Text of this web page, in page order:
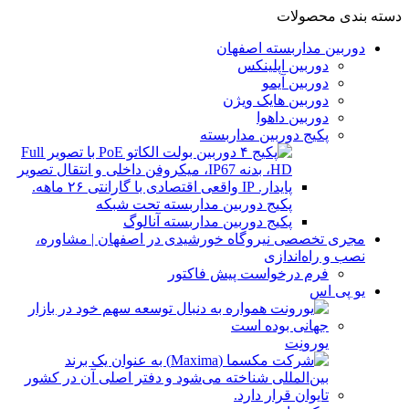
دسته بندی محصولات
دوربین مداربسته اصفهان
دوربین اپلینکس
دوربین آیمو
دوربین هایک ویژن
دوربین داهوا
پکیج دوربین مداربسته
پکیج دوربین مداربسته تحت شبکه
پکیج دوربین مداربسته آنالوگ
مجری تخصصی نیروگاه خورشیدی در اصفهان | مشاوره،
نصب و راه‌اندازی
فرم درخواست پیش فاکتور
یو پی اس
یورونِت